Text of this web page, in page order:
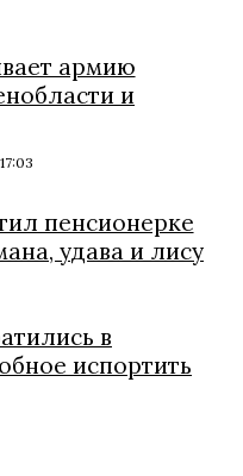
армию
и
пенсионерке
удава и лису
в
испортить